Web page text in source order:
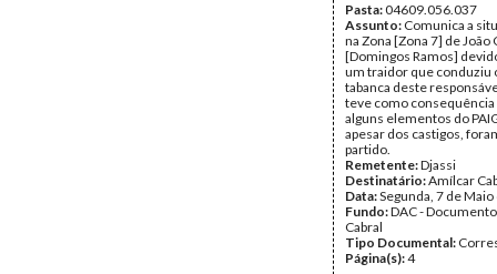
Pasta:04609.056.037
Assunto: Comunica a
na Zona [Zona 7] de João
[Domingos Ramos]
um traidor que conduziu
tabanca deste
teve como consequência
alguns elementos do
apesar dos castigos,
partido.
Remetente:Djassi
Destinatário:Amílcar
Data:Segunda, 7 de
Fundo:DAC -
Cabral
Tipo Documental:
Página(s):4